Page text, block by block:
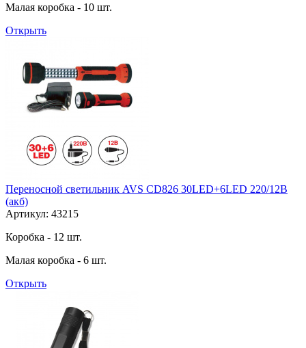
Малая коробка - 10 шт.
Открыть
Переносной светильник AVS CD826 30LED+6LED 220/12В
(акб)
Артикул: 43215
Коробка - 12 шт.
Малая коробка - 6 шт.
Открыть